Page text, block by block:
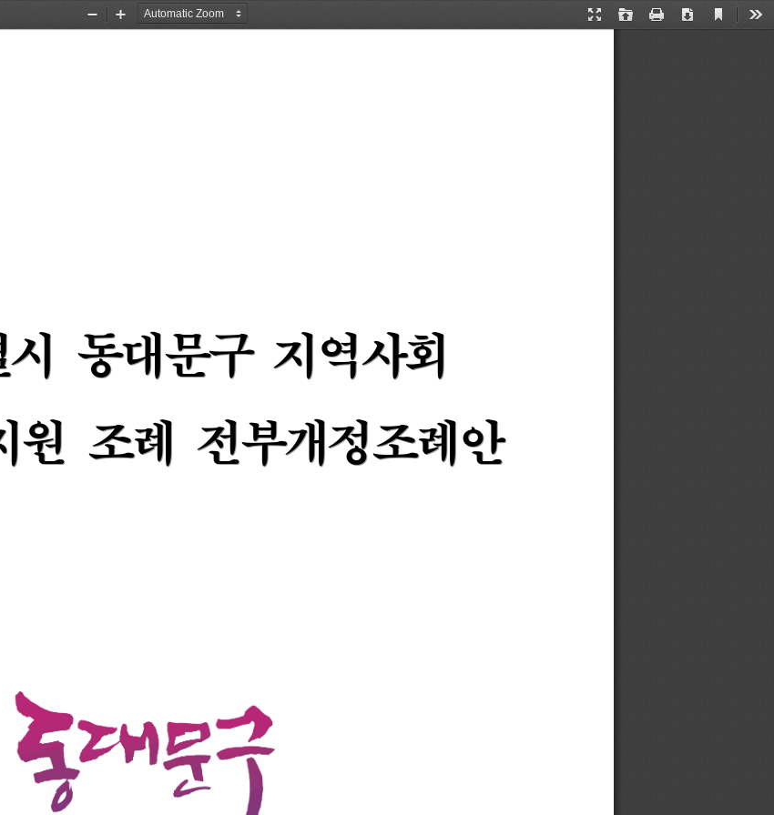
Presentation
Open Print Download
Current
Zoom
Zoom
동대문구 지역사회
동대문구 지역사회
동대문구 지역사회
원 조례 전부개정조례안
원 조례 전부개정조례안
원 조례 전부개정조례안